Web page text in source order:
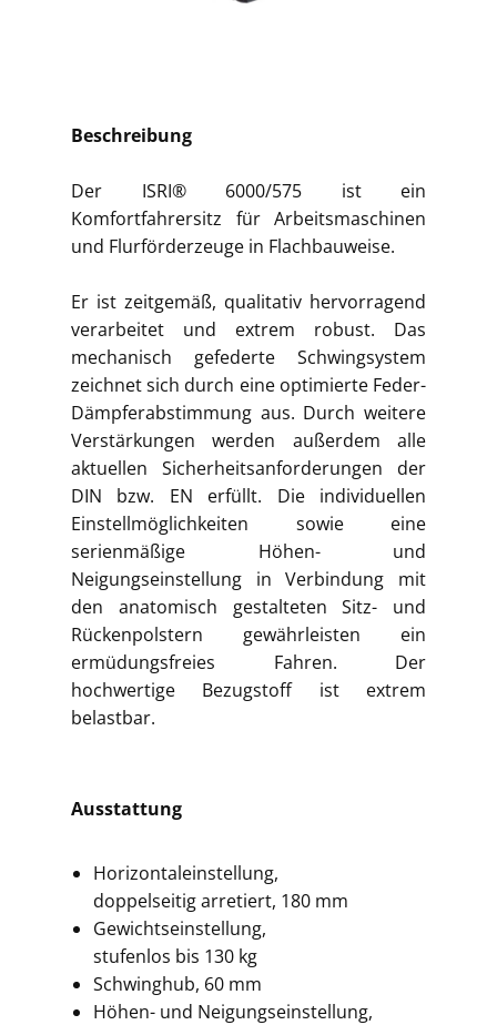
Beschreibung
Der ISRI® 6000/575 ist ein
Komfortfahrersitz für Arbeitsmaschinen
und Flurförderzeuge in Flachbauweise.
Er ist zeitgemäß, qualitativ hervorragend
verarbeitet und extrem robust. Das
mechanisch gefederte Schwingsystem
zeichnet sich durch eine optimierte Feder-
Dämpferabstimmung aus. Durch weitere
Verstärkungen werden außerdem alle
aktuellen Sicherheitsanforderungen der
DIN bzw. EN erfüllt. Die individuellen
Einstellmöglichkeiten sowie eine
serienmäßige Höhen- und
Neigungseinstellung in Verbindung mit
den anatomisch gestalteten Sitz- und
Rückenpolstern gewährleisten ein
ermüdungsfreies Fahren. Der
hochwertige Bezugstoff ist extrem
belastbar.
Ausstattung
Horizontaleinstellung,
doppelseitig arretiert, 180 mm
Gewichtseinstellung,
stufenlos bis 130 kg
Schwinghub, 60 mm
Höhen- und Neigungseinstellung,